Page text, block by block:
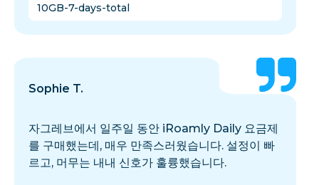
10GB-7-days-total
Sophie T.
자그레브에서 일주일 동안 iRoamly Daily 요금제
를 구매했는데, 매우 만족스러웠습니다. 설정이 빠
르고, 머무는 내내 신호가 훌륭했습니다.